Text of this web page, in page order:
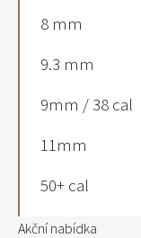
8 mm
9.3 mm
9mm / 38 cal
11mm
50+ cal
Akční nabídka